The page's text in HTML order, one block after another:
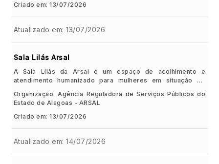
Criado em: 13/07/2026
Atualizado em: 13/07/2026
Sala Lilás Arsal
A Sala Lilás da Arsal é um espaço de acolhimento e
atendimento humanizado para mulheres em situação de
ambiente seguro, com escuta qualificada, orientação e
encaminhamento para a rede de proteção, quando
necessário. O Boletim de Atendimentos da Sala Lilás da
desenvolvidas e para o fortalecimento das políticas de
Organização: Agência Reguladora de Serviços Públicos do
Estado de Alagoas - ARSAL
Criado em: 13/07/2026
Atualizado em: 14/07/2026